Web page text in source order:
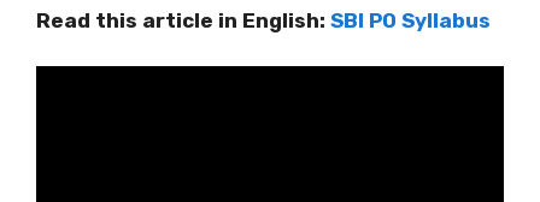
Read this article in English: SBI PO Syllabus